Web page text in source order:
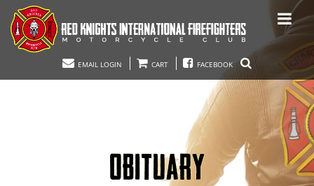
EMAIL LOGIN CART FACEBOOK
OBITUARY